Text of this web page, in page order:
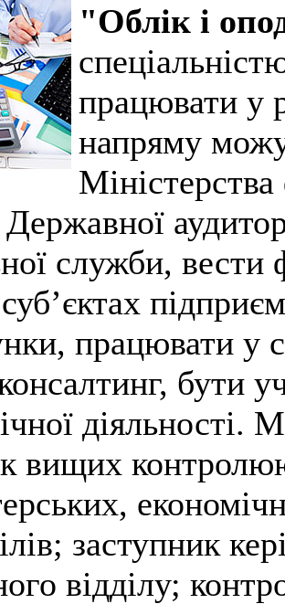
"Облік і
працювати у
напряму
служби, вести
працювати у
бути
вищих
заступник
відділу;